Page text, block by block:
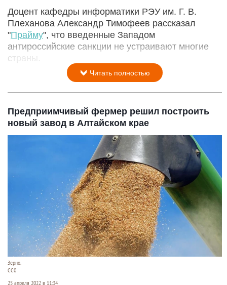
Доцент кафедры информатики РЭУ им. Г. В.
Плеханова Александр Тимофеев рассказал
"Прайму", что введенные Западом
антироссийские санкции не устраивают многие
страны.
Читать полностью
Предприимчивый фермер решил построить
новый завод в Алтайском крае
Зерно.
СС0
25 апреля 2022 в 11:34